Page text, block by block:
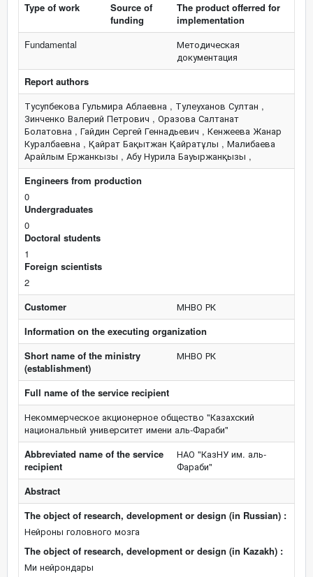
Type of work
Source of
funding
The product offerred for
implementation
Fundamental
Методическая
документация
Report authors
Тусупбекова Гульмира Аблаевна , Тулеуханов Султан ,
Зинченко Валерий Петрович , Оразова Салтанат
Болатовна , Гайдин Сергей Геннадьевич , Кенжеева Жанар
Куралбаевна , Қайрат Бақытжан Қайратұлы , Малибаева
Арайлым Ержанкызы , Абу Нурила Бауыржанқызы ,
Engineers from production
0
Undergraduates
0
Doctoral students
1
Foreign scientists
2
Customer
МНВО РК
Information on the executing organization
Short name of the ministry
(establishment)
МНВО РК
Full name of the service recipient
Некоммерческое акционерное общество "Казахский
национальный университет имени аль-Фараби"
Abbreviated name of the service
recipient
НАО "КазНУ им. аль-
Фараби"
Abstract
The object of research, development or design (in Russian) :
Нейроны головного мозга
The object of research, development or design (in Kazakh) :
Ми нейрондары